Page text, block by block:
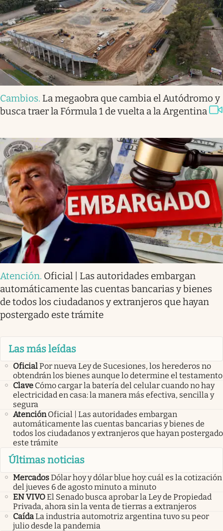
Cambios. La megaobra que cambia el Autódromo y
busca traer la Fórmula 1 de vuelta a la Argentina
Atención. Oficial | Las autoridades embargan
automáticamente las cuentas bancarias y bienes
de todos los ciudadanos y extranjeros que hayan
postergado este trámite
Las más leídas
OficialPor nueva Ley de Sucesiones, los herederos no
obtendrán los bienes aunque lo determine el testamento
Clave Cómo cargar la batería del celular cuando no hay
electricidad en casa: la manera más efectiva, sencilla y
segura
Atención Oficial | Las autoridades embargan
automáticamente las cuentas bancarias y bienes de
todos los ciudadanos y extranjeros que hayan postergado
este trámite
Últimas noticias
MercadosDólar hoy y dólar blue hoy: cuál es la cotización
del jueves 6 de agosto minuto a minuto
EN VIVOEl Senado busca aprobar la Ley de Propiedad
Privada, ahora sin la venta de tierras a extranjeros
CaídaLa industria automotriz argentina tuvo su peor
julio desde la pandemia